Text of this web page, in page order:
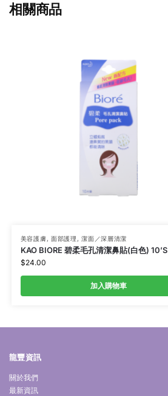
相關商品
美容護膚, 面部護理 ,潔面／深層清潔
KAO BIORE 碧柔毛孔清潔鼻貼(白色) 10’S
$24.00
加入購物車
龍豐資訊
關於我們
最新資訊